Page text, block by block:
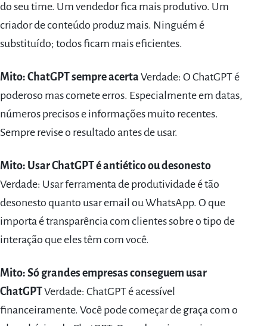
do seu time. Um vendedor fica mais produtivo. Um
criador de conteúdo produz mais. Ninguém é
substituído; todos ficam mais eficientes.
Mito: ChatGPT sempre acerta Verdade: O ChatGPT é
poderoso mas comete erros. Especialmente em datas,
números precisos e informações muito recentes.
Sempre revise o resultado antes de usar.
Mito: Usar ChatGPT é antiético ou desonesto
Verdade: Usar ferramenta de produtividade é tão
desonesto quanto usar email ou WhatsApp. O que
importa é transparência com clientes sobre o tipo de
interação que eles têm com você.
Mito: Só grandes empresas conseguem usar
ChatGPTVerdade: ChatGPT é acessível
financeiramente. Você pode começar de graça com o